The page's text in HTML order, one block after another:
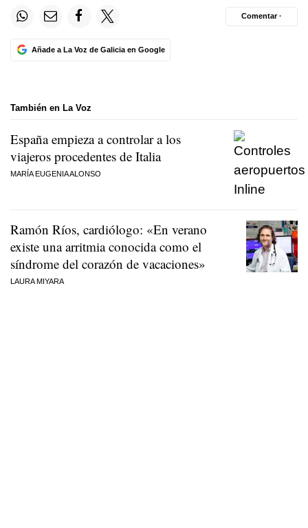
Añade a La Voz de Galicia en Google
Comentar ·
También en La Voz
España empieza a controlar a los
viajeros procedentes de Italia
MARÍA EUGENIA ALONSO
Ramón Ríos, cardiólogo: «En verano
existe una arritmia conocida como el
síndrome del corazón de vacaciones»
LAURA MIYARA